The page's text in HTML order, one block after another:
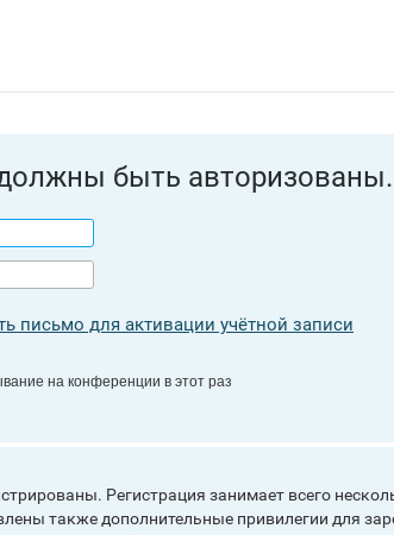
быть авторизованы.
письмо для активации учётной записи
на конференции в этот раз
Регистрация занимает всего
также дополнительные привилегии для